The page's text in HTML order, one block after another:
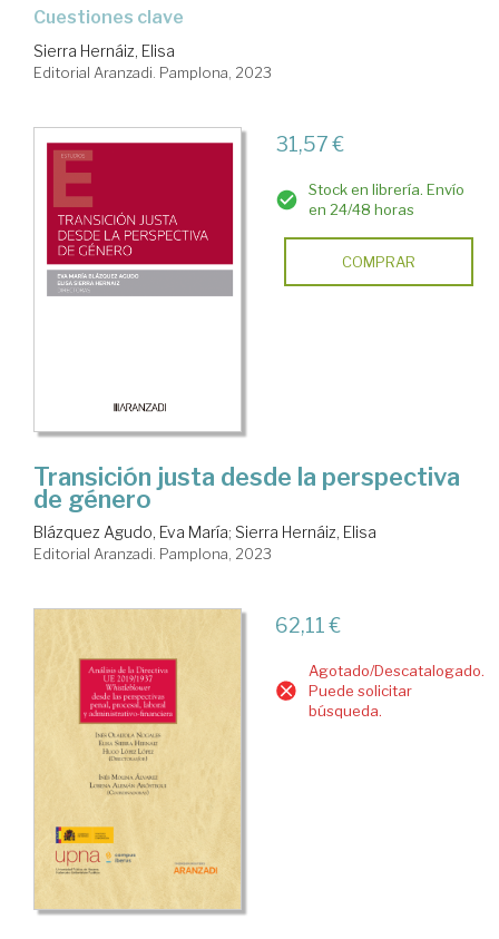
Cuestiones clave
Sierra Hernáiz, Elisa
Editorial Aranzadi. Pamplona, 2023
31,57 €
Stock en librería. Envío
en 24/48 horas
COMPRAR
Transición justa desde la perspectiva
de género
Blázquez Agudo, Eva María; Sierra Hernáiz, Elisa
Editorial Aranzadi. Pamplona, 2023
62,11 €
Agotado/Descatalogado.
Puede solicitar
búsqueda.